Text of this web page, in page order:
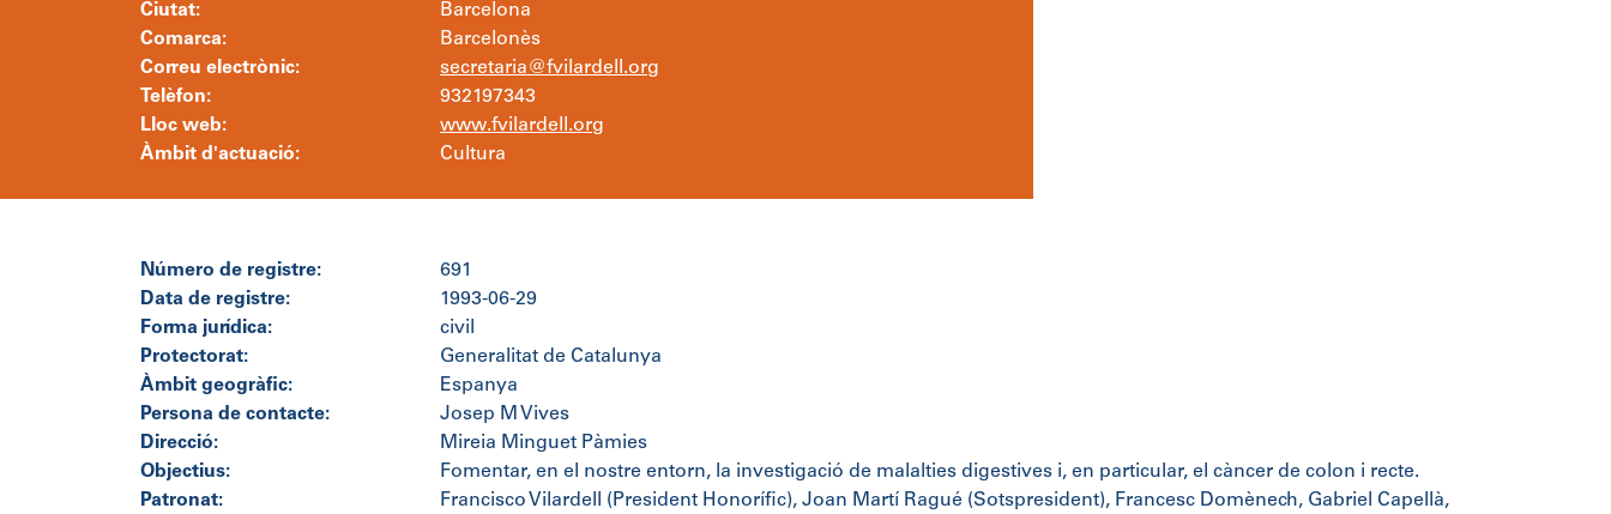
Ciutat:
Barcelona
Comarca:
Barcelonès
Correu electrònic:
secretaria@fvilardell.org
Telèfon:
932197343
Lloc web:
www.fvilardell.org
Àmbit d'actuació:
Cultura
Número de registre:
691
Data de registre:
1993-06-29
Forma jurídica:
civil
Protectorat:
Generalitat de Catalunya
Àmbit geogràfic:
Espanya
Persona de contacte:
Josep M Vives
Direcció:
Mireia Minguet Pàmies
Objectius:
Fomentar, en el nostre entorn, la investigació de malalties digestives i, en particular, el càncer de colon i recte.
Patronat:
Francisco Vilardell (President Honorífic), Joan Martí Ragué (Sotspresident), Francesc Domènech, Gabriel Capellà,